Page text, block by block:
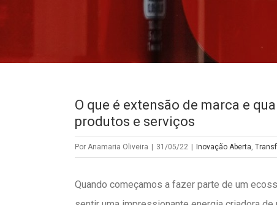
O que é extensão de marca e
produtos e serviços
Por Anamaria Oliveira 31/05/22 Inovação Aberta,
Quando começamos a fazer parte de um